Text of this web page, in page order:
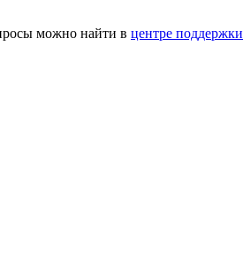
можно найти в центре поддержки